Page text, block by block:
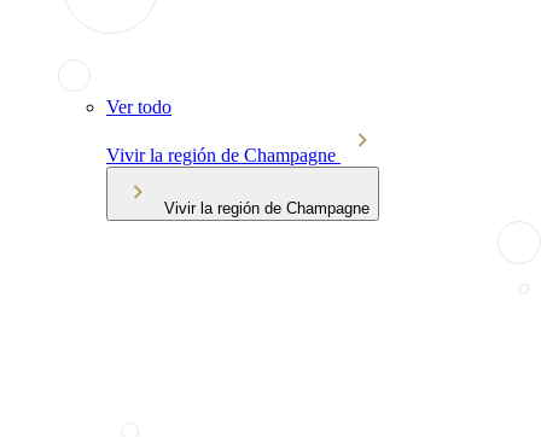
Ver todo
Vivir la región de Champagne
Vivir la región de Champagne